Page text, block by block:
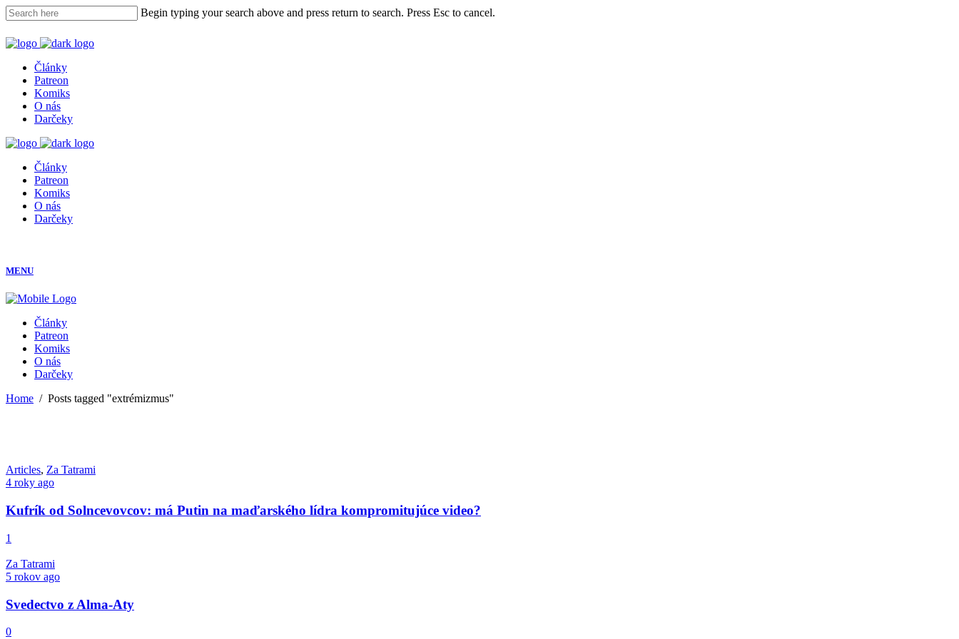
Begin typing your search above and press return to search. Press Esc to cancel.
Články
Patreon
Komiks
O nás
Darčeky
Články
Patreon
Komiks
O nás
Darčeky
MENU
Články
Patreon
Komiks
O nás
Darčeky
Home / Posts tagged "extrémizmus"
Articles, Za Tatrami
4 roky ago
Kufrík od Solncevovcov: má Putin na maďarského lídra kompromitujúce video?
1
Za Tatrami
5 rokov ago
Svedectvo z Alma-Aty
0